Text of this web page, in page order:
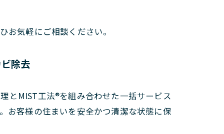
気軽にご相談ください。
除去
とMIST工法®を組み合わせた一括サービス
お客様の住まいを安全かつ清潔な状態に保